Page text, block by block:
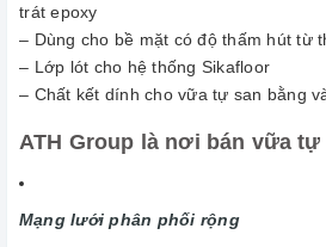
trát epoxy
– Dùng cho bề mặt có độ thấm hút từ
– Lớp lót cho hệ thống Sikafloor
– Chất kết dính cho vữa tự san bằng
ATH Group là nơi bán vữa
Mạng lưới phân phối rộng